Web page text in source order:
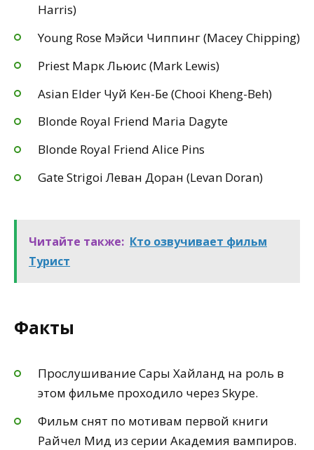
Harris)
Young Rose Мэйси Чиппинг (Macey Chipping)
Priest Марк Льюис (Mark Lewis)
Asian Elder Чуй Кен-Бе (Chooi Kheng-Beh)
Blonde Royal Friend Maria Dagyte
Blonde Royal Friend Alice Pins
Gate Strigoi Леван Доран (Levan Doran)
Читайте также: Кто озвучивает фильм
Турист
Факты
Прослушивание Сары Хайланд на роль в
этом фильме проходило через Skype.
Фильм снят по мотивам первой книги
Райчел Мид из серии Академия вампиров.